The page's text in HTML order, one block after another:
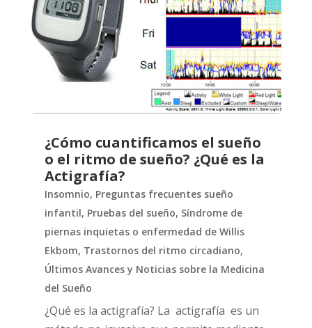
¿Cómo cuantificamos el sueño
o el ritmo de sueño? ¿Qué es la
Actigrafía?
Insomnio, Preguntas frecuentes sueño
infantil, Pruebas del sueño, Síndrome de
piernas inquietas o enfermedad de Willis
Ekbom, Trastornos del ritmo circadiano,
Últimos Avances y Noticias sobre la Medicina
del Sueño
¿Qué es la actigrafía? La actigrafía es un